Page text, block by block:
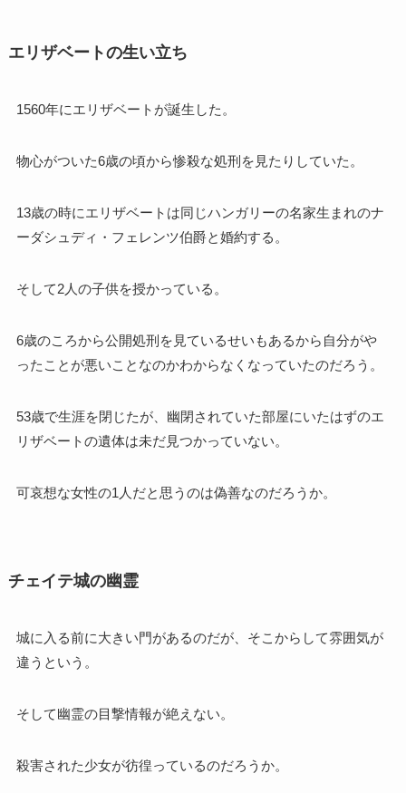
エリザベートの生い立ち
1560年にエリザベートが誕生した。
物心がついた6歳の頃から惨殺な処刑を見たりしていた。
13歳の時にエリザベートは同じハンガリーの名家生まれのナ
ーダシュディ・フェレンツ伯爵と婚約する。
そして2人の子供を授かっている。
6歳のころから公開処刑を見ているせいもあるから自分がや
ったことが悪いことなのかわからなくなっていたのだろう。
53歳で生涯を閉じたが、幽閉されていた部屋にいたはずのエ
リザベートの遺体は未だ見つかっていない。
可哀想な女性の1人だと思うのは偽善なのだろうか。
チェイテ城の幽霊
城に入る前に大きい門があるのだが、そこからして雰囲気が
違うという。
そして幽霊の目撃情報が絶えない。
殺害された少女が彷徨っているのだろうか。